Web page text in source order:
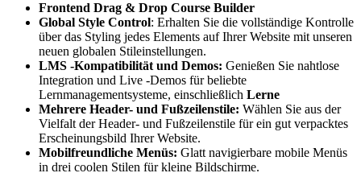
Frontend Drag & Drop Course Builder
Global Style Control: Erhalten Sie die vollständige Kontrolle
über das Styling jedes Elements auf Ihrer Website mit unseren
neuen globalen Stileinstellungen.
LMS -Kompatibilität und Demos: Genießen Sie nahtlose
Integration und Live -Demos für beliebte
Lernmanagementsysteme, einschließlich Lerne
Mehrere Header- und Fußzeilenstile: Wählen Sie aus der
Vielfalt der Header- und Fußzeilenstile für ein gut verpacktes
Erscheinungsbild Ihrer Website.
Mobilfreundliche Menüs: Glatt navigierbare mobile Menüs
in drei coolen Stilen für kleine Bildschirme.